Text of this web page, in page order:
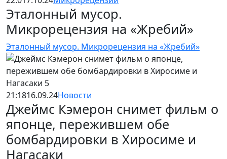
Эталонный мусор.
Микрорецензия на «Жребий»
Эталонный мусор. Микрорецензия на «Жребий»
21:1816.09.24Новости
Джеймс Кэмерон снимет фильм о
японце, пережившем обе
бомбардировки в Хиросиме и
Нагасаки